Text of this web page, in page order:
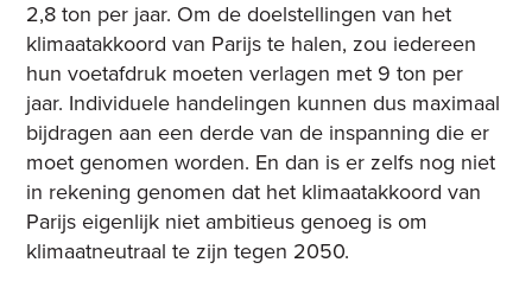
2,8 ton per jaar. Om de doelstellingen van het
klimaatakkoord van Parijs te halen, zou iedereen
hun voetafdruk moeten verlagen met 9 ton per
jaar. Individuele handelingen kunnen dus maximaal
bijdragen aan een derde van de inspanning die er
moet genomen worden. En dan is er zelfs nog niet
in rekening genomen dat het klimaatakkoord van
Parijs eigenlijk niet ambitieus genoeg is om
klimaatneutraal te zijn tegen 2050.